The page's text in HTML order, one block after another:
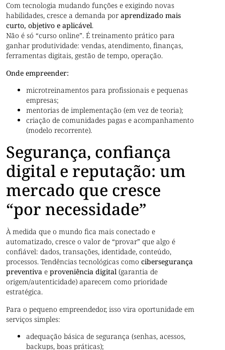
Com tecnologia mudando funções e exigindo novas
habilidades, cresce a demanda poraprendizado mais
curto, objetivo e aplicável.
Não é só “curso online”. É treinamento prático para
ganhar produtividade: vendas, atendimento, finanças,
ferramentas digitais, gestão de tempo, operação.
Onde empreender:
microtreinamentos para profissionais e pequenas
empresas;
mentorias de implementação (em vez de teoria);
criação de comunidades pagas e acompanhamento
(modelo recorrente).
Segurança, confiança
digital e reputação: um
mercado que cresce
“por necessidade”
À medida que o mundo fica mais conectado e
automatizado, cresce o valor de “provar” que algo é
confiável: dados, transações, identidade, conteúdo,
processos. Tendências tecnológicas comocibersegurança
preventiva eproveniência digital (garantia de
origem/autenticidade) aparecem como prioridade
estratégica.
Para o pequeno empreendedor, isso vira oportunidade em
serviços simples:
adequação básica de segurança (senhas, acessos,
backups, boas práticas);